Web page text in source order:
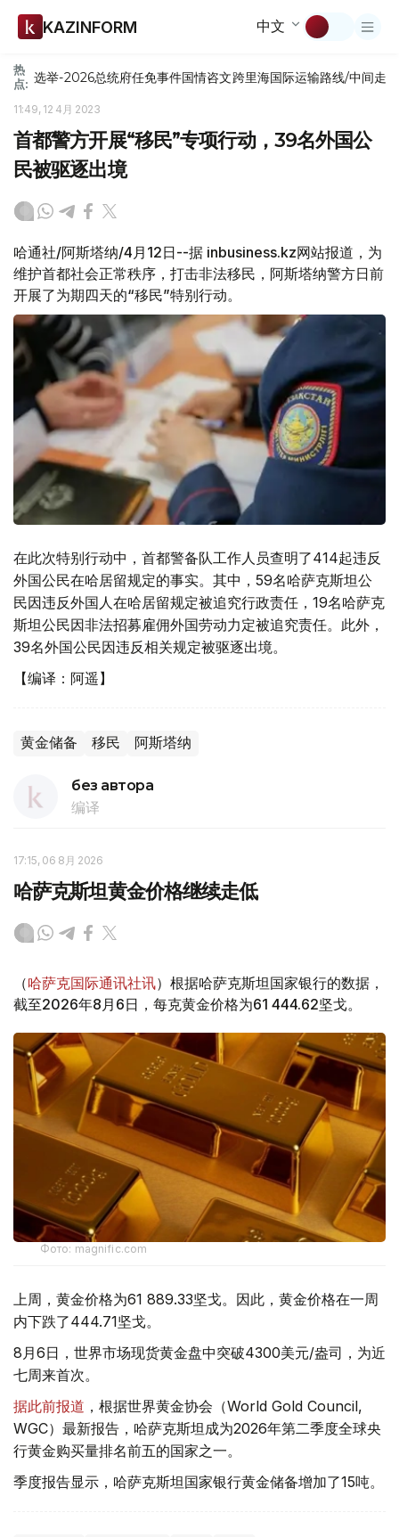
KAZINFORM 中文
热
点: 选举-2026总统府任免事件国情咨文跨里海国际运输路线/中间走廊
11:49, 12 4月 2023
首都警方开展“移民”专项行动，39名外国公
民被驱逐出境
哈通社/阿斯塔纳/4月12日--据 inbusiness.kz网站报道，为
维护首都社会正常秩序，打击非法移民，阿斯塔纳警方日前
开展了为期四天的“移民”特别行动。
在此次特别行动中，首都警备队工作人员查明了414起违反
外国公民在哈居留规定的事实。其中，59名哈萨克斯坦公
民因违反外国人在哈居留规定被追究行政责任，19名哈萨克
斯坦公民因非法招募雇佣外国劳动力定被追究责任。此外，
39名外国公民因违反相关规定被驱逐出境。
【编译：阿遥】
黄金储备 移民 阿斯塔纳
без автора
编译
17:15, 06 8月 2026
哈萨克斯坦黄金价格继续走低
（哈萨克国际通讯社讯）根据哈萨克斯坦国家银行的数据，
截至2026年8月6日，每克黄金价格为61 444.62坚戈。
Фото: magnific.com
上周，黄金价格为61 889.33坚戈。因此，黄金价格在一周
内下跌了444.71坚戈。
8月6日，世界市场现货黄金盘中突破4300美元/盎司，为近
七周来首次。
据此前报道 ，根据世界黄金协会（World Gold Council,
WGC）最新报告，哈萨克斯坦成为2026年第二季度全球央
行黄金购买量排名前五的国家之一。
季度报告显示，哈萨克斯坦国家银行黄金储备增加了15吨。